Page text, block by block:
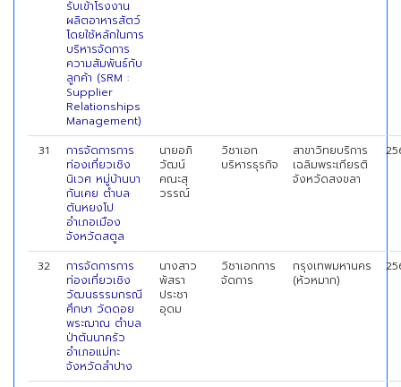
รับเข้าโรงงาน
ผลิตอาหารสัตว์
โดยใช้หลักในการ
บริหารจัดการ
ความสัมพันธ์กับ
ลูกค้า (SRM :
Supplier
Relationships
Management)
31
การจัดการการ
ท่องเที่ยวเชิง
นิเวศ หมู่บ้านบา
กันเคย ตำบล
ตันหยงโป
อำเภอเมือง
จังหวัดสตูล
นายอภิ
วัฒน์
คณะสุ
วรรณ์
วิชาเอก
บริหารธุรกิจ
สาขาวิทยบริการ
เฉลิมพระเกียรติ
จังหวัดสงขลา
32
การจัดการการ
ท่องเที่ยวเชิง
วัฒนธรรมกรณี
ศึกษา วัดดอย
พระฌาณ ตำบล
ป่าตันนาครัว
อำเภอแม่ทะ
จังหวัดลำปาง
นางสาว
พัสรา
ประชา
อุดม
วิชาเอกการ
จัดการ
กรุงเทพมหานคร
(หัวหมาก)